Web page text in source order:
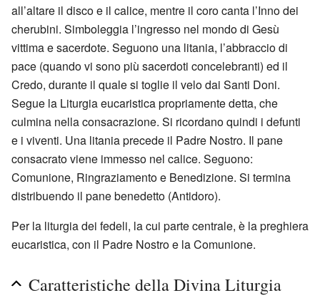
all’altare il disco e il calice, mentre il coro canta l’Inno dei
cherubini. Simboleggia l’ingresso nel mondo di Gesù
vittima e sacerdote. Seguono una litania, l’abbraccio di
pace (quando vi sono più sacerdoti concelebranti) ed il
Credo, durante il quale si toglie il velo dai Santi Doni.
Segue la Liturgia eucaristica propriamente detta, che
culmina nella consacrazione. Si ricordano quindi i defunti
e i viventi. Una litania precede il Padre Nostro. Il pane
consacrato viene immesso nel calice. Seguono:
Comunione, Ringraziamento e Benedizione. Si termina
distribuendo il pane benedetto (Antidoro).
Per la liturgia dei fedeli, la cui parte centrale, è la preghiera
eucaristica, con il Padre Nostro e la Comunione.
Caratteristiche della Divina Liturgia